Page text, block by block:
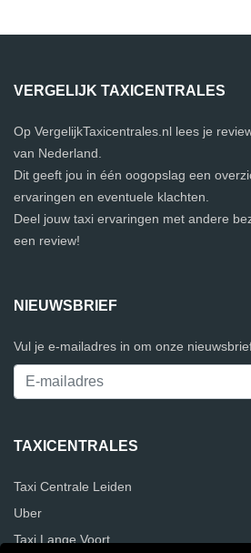
VERGELIJK TAXICENTRALES
Op VergelijkTaxicentrales.nl lees je
van Nederland.
Dit geeft jou in één oogopslag een
ervaringen en eventuele klachten.
Deel jouw taxi ervaringen met andere
een review!
NIEUWSBRIEF
Vul je e-mailadres in om onze
TAXICENTRALES
Taxi Centrale Leiden
Uber
Taxi Lange Voort